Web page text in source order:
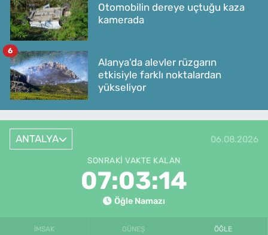
Otomobilin dereye uçtuğu kaza
kamerada
Alanya'da alevler rüzgarın
etkisiyle farklı noktalardan
yükseliyor
6
ANTALYA 06.08.2026
SONRAKI VAKTE KALAN
07:03:14
Öğle Namazı
İMSAK GÜNEŞ ÖĞLE